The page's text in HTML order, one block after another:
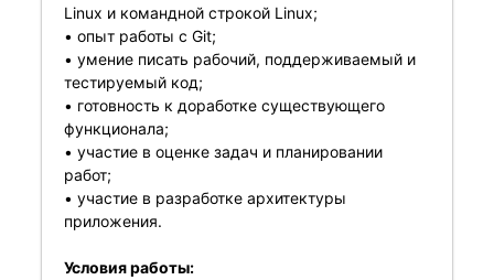
Linux и командной строкой Linux;
• опыт работы с Git;
• умение писать рабочий, поддерживаемый и
тестируемый код;
• готовность к доработке существующего
функционала;
• участие в оценке задач и планировании
работ;
• участие в разработке архитектуры
приложения.
Условия работы: